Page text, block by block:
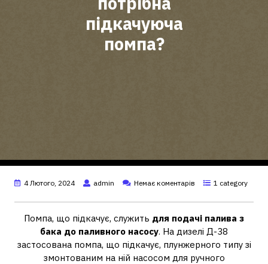
підкачуюча
помпа?
4 Лютого, 2024 admin Немає коментарів 1 category
Помпа, що підкачує, служить для подачі палива з
бака до паливного насосу. На дизелі Д-38
застосована помпа, що підкачує, плунжерного типу зі
змонтованим на ній насосом для ручного